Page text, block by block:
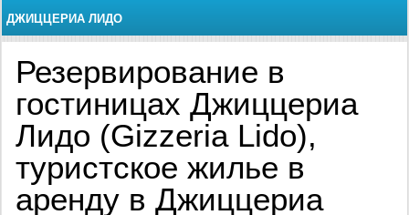
ДЖИЦЦЕРИА ЛИДО
Резервирование в
гостиницах Джиццериа
Лидо (Gizzeria Lido),
туристское жилье в
аренду в Джиццериа